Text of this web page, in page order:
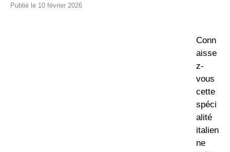
10 février 2026
Conn
aisse
z-
vous
cette
spéci
alité
italien
ne